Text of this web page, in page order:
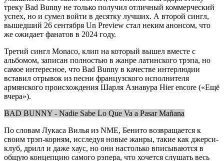
треку Bad Bunny не только получил отличный коммерческий
успех, но и сумел войти в десятку лучших. А второй сингл,
вышедший 26 сентября Un Preview стал неким анонсом, что
же ожидает фанатов в 2024 году.
Третий сингл Monaco, клип на который вышел вместе с
альбомом, записан полностью в жанре латинского трэпа, но
самое интересное, что Bad Bunny в качестве интерлюдии
вставил отрывок из песни французского исполнителя
армянского происхождения Шарля Азнавура Hier encore («Ещё
вчера»).
BAD BUNNY - Nadie Sabe Lo Que Va a Pasar Mañana
По словам Лукаса Вилья из NME, Бенито возвращается к
своим трэп-корням, исследуя новые жанры, такие как джерси-
клуб, дрилл и даже хаус, но они настолько вписываются в
общую концепцию самого рэпера, что хочется слушать весь